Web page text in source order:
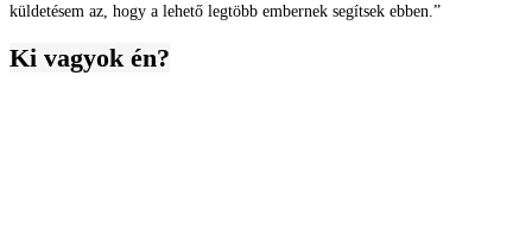
küldetésem az, hogy a lehető legtöbb embernek segítsek ebben.”
Ki vagyok én?